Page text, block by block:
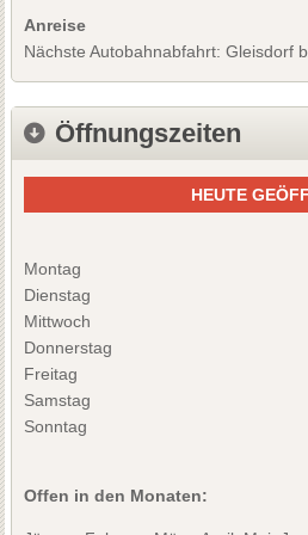
Anreise
Nächste Autobahnabfahrt: Gleisdorf
Öffnungszeiten
HEUTE
Montag
Dienstag
Mittwoch
Donnerstag
Freitag
Samstag
Sonntag
Offen in den Monaten: